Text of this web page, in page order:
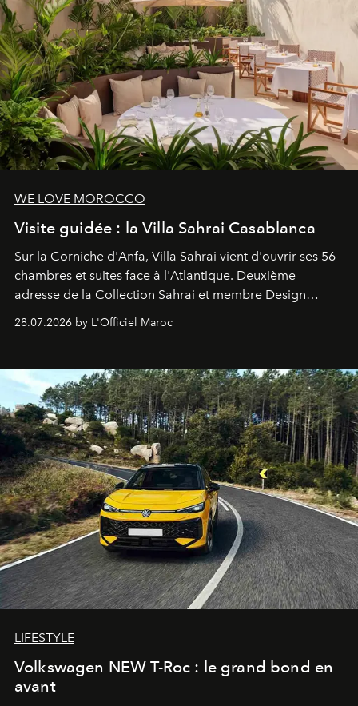
WE LOVE MOROCCO
Visite guidée : la Villa Sahrai Casablanca
Sur la Corniche d'Anfa, Villa Sahrai vient d'ouvrir ses 56
chambres et suites face à l'Atlantique. Deuxième
adresse de la Collection Sahrai et membre Design
Hotels, ce boutique-hôtel cinq étoiles signé Christophe
Pillet promet un lieu de vie complet. On y a déjeuné…
28.07.2026 by L'Officiel Maroc
LIFESTYLE
Volkswagen NEW T-Roc : le grand bond en
avant